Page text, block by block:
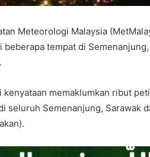
Meteorologi Malaysia
tempat di
kenyataan memaklumkan ribut
seluruh Semenanjung, Sarawak